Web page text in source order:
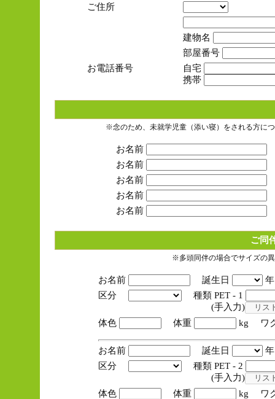
ご住所
建物名
部屋番号
お電話番号
自宅
携帯
※念のため、未就学児童（添い寝）をされる方に
お名前
お名前
お名前
お名前
お名前
ご同
※多頭同伴の場合でサイズの
お名前 誕生日
区分
種類 PET - 1
(手入力)
体色
体重 kg ワ
お名前 誕生日
区分
種類 PET - 2
(手入力)
体色
体重 kg ワ